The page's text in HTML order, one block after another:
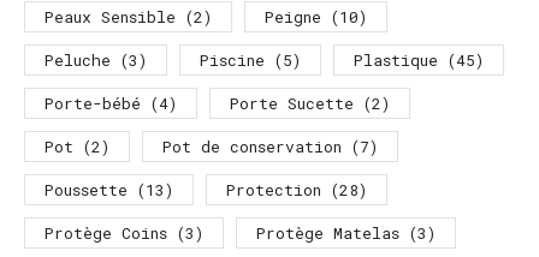
Peaux Sensible (2) Peigne (10)
Peluche (3) Piscine (5) Plastique (45)
Porte-bébé (4) Porte Sucette (2)
Pot (2) Pot de conservation (7)
Poussette (13) Protection (28)
Protège Coins (3) Protège Matelas (3)